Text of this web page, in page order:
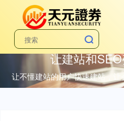
让建站和
让不懂建站的用户快速建站，